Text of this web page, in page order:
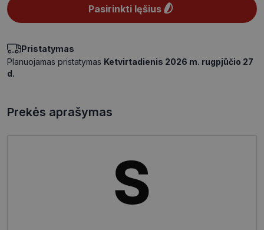
Pasirinkti lęšius
Pristatymas
Planuojamas pristatymas Ketvirtadienis 2026 m. rugpjūčio 27
d.
Prekės aprašymas